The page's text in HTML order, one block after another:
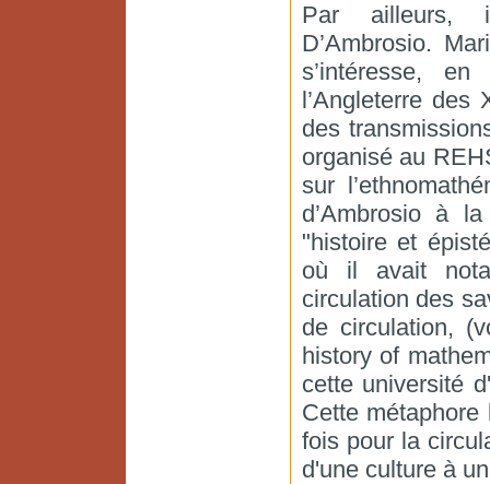
Par ailleurs,
D’Ambrosio.
s’intéresse,
l’Angleterre
des
organisé au
sur
d’Ambrosio à
"histoire et
où il avait
circulation des
de circulation,
history of
cette université
Cette
fois pour la
d'une culture à